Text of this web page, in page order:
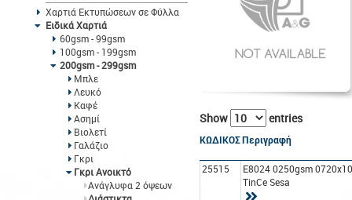
Χαρτιά Εκτυπώσεων σε Φύλλα
Ειδικά Χαρτιά
60gsm - 99gsm
100gsm - 199gsm
200gsm - 299gsm
Μπλε
Λευκό
Καφέ
Ασημί
Βιολετί
Γαλάζιο
Γκρι
Γκρι Ανοικτό
Ανάγλυφα 2 όψεων
Show entries
ΚΩΔΙΚΟΣΠεριγραφή
25515
E8024 0250gsm
TinCe Sesa